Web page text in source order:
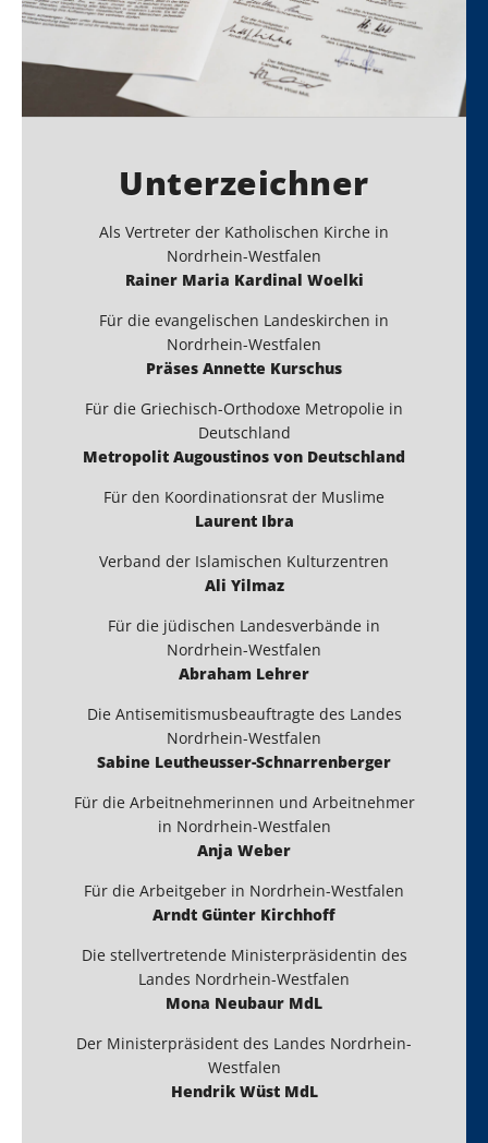
Unterzeichner
Als Vertreter der Katholischen Kirche in
Nordrhein-Westfalen
Rainer Maria Kardinal Woelki
Für die evangelischen Landeskirchen in
Nordrhein-Westfalen
Präses Annette Kurschus
Für die Griechisch-Orthodoxe Metropolie in
Deutschland
Metropolit Augoustinos von Deutschland
Für den Koordinationsrat der Muslime
Laurent Ibra
Verband der Islamischen Kulturzentren
Ali Yilmaz
Für die jüdischen Landesverbände in
Nordrhein-Westfalen
Abraham Lehrer
Die Antisemitismusbeauftragte des Landes
Nordrhein-Westfalen
Sabine Leutheusser-Schnarrenberger
Für die Arbeitnehmerinnen und Arbeitnehmer
in Nordrhein-Westfalen
Anja Weber
Für die Arbeitgeber in Nordrhein-Westfalen
Arndt Günter Kirchhoff
Die stellvertretende Ministerpräsidentin des
Landes Nordrhein-Westfalen
Mona Neubaur MdL
Der Ministerpräsident des Landes Nordrhein-
Westfalen
Hendrik Wüst MdL